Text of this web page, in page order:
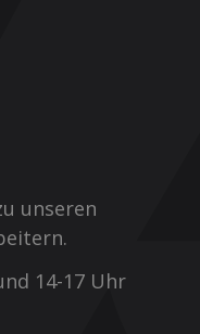
unseren
14-17 Uhr